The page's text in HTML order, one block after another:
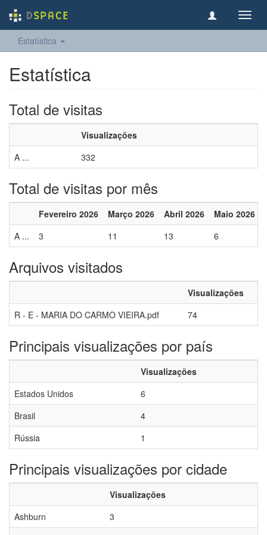
Estatística
Estatística
Total de visitas
Visualizações
A ...
332
Total de visitas por mês
Fevereiro 2026 Março 2026 Abril 2026 Maio 2026
A ...
3 11 13 6
Arquivos visitados
Visualizações
R - E - MARIA DO CARMO VIEIRA.pdf
74
Principais visualizações por país
Visualizações
Estados Unidos
6
Brasil
4
Rússia
1
Principais visualizações por cidade
Visualizações
Ashburn
3